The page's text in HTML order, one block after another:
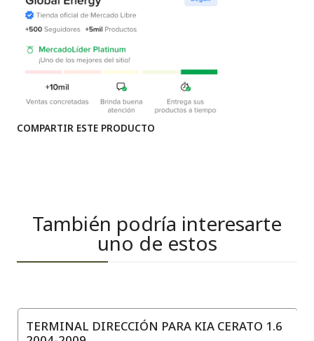
COMPARTIR ESTE PRODUCTO
También podría interesarte
uno de estos
TERMINAL DIRECCIÓN PARA KIA CERATO 1.6